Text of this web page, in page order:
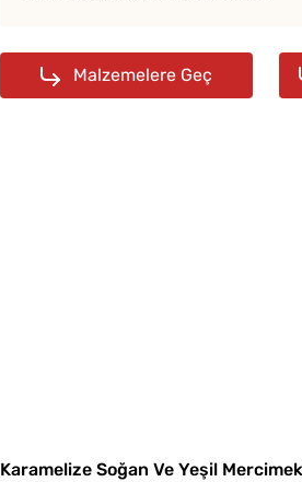
Malzemelere Geç
Karamelize Soğan Ve Yeşil